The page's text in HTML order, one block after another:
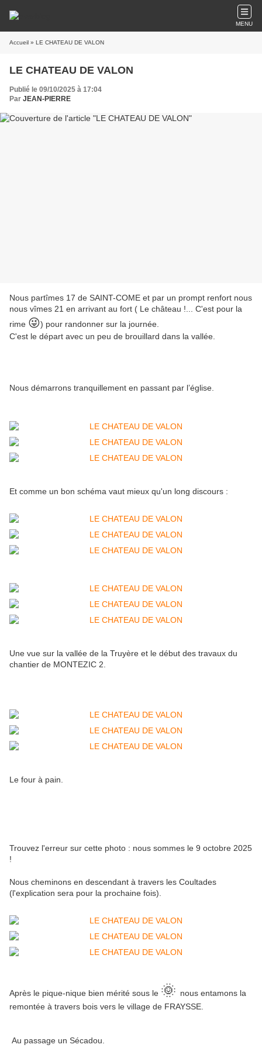
MENU
Accueil » LE CHATEAU DE VALON
LE CHATEAU DE VALON
Publié le 09/10/2025 à 17:04
Par JEAN-PIERRE
Nous partîmes 17 de SAINT-COME et par un prompt renfort nous
nous vîmes 21 en arrivant au fort ( Le château !... C'est pour la
rime 😜) pour randonner sur la journée.
C'est le départ avec un peu de brouillard dans la vallée.
Nous démarrons tranquillement en passant par l’église.
Et comme un bon schéma vaut mieux qu'un long discours :
Une vue sur la vallée de la Truyère et le début des travaux du
chantier de MONTEZIC 2.
Le four à pain.
Trouvez l'erreur sur cette photo : nous sommes le 9 octobre 2025
!
Nous cheminons en descendant à travers les Coultades
(l'explication sera pour la prochaine fois).
Après le pique-nique bien mérité sous le 🌞 nous entamons la
remontée à travers bois vers le village de FRAYSSE.
Au passage un Sécadou.